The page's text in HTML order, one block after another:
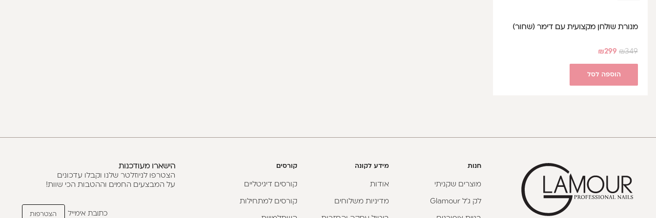
מנורת שולחן מקצועית עם דימר (שחור)
₪349
₪299
הוספה לסל
חנות
מוצרים שקניתי
לק ג'ל Glamour
מידע לקונה
אודות
מדיניות משלוחים
קורסים
קורסים דיגיטליים
קורסים למתחילות
הישארו מעודכנות
הצטרפו לניוזלטר שלנו וקבלו עדכונים
על המבצעים החמים וההטבות הכי שוות!